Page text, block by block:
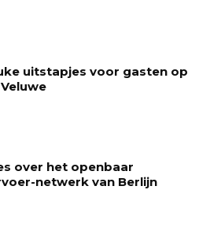
uitstapjes voor gasten op
over het openbaar
netwerk van Berlijn